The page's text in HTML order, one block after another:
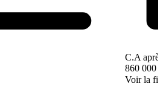
C.A
860 000 €
Voir la